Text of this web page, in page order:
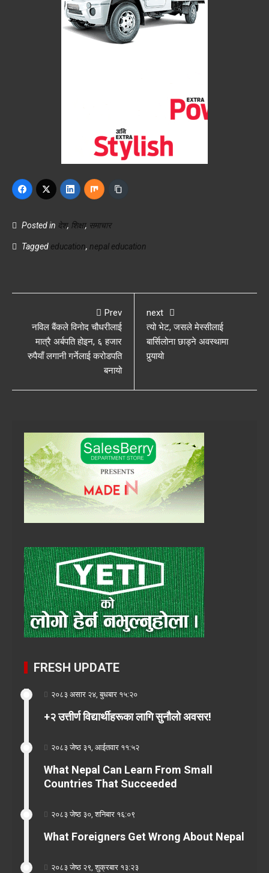
Posted in देश, शिक्षा, समाचार
Tagged education, nepal education
Prev
नविल बैंकले विनोद चौधरीलाई
मात्रै अर्बपति होइन, ६ हजार
रुपैयाँ लगानी गर्नेलाई करोडपति
बनायो
next
त्यो भेट, जसले मेस्सीलाई
बार्सिलोना छाड्ने अवस्थामा
पुर्‍यायो
FRESH UPDATE
२०८३ असार २४, बुधबार १५:२०
+२ उत्तीर्ण विद्यार्थीहरूका लागि सुनौलो अवसर!
२०८३ जेष्ठ ३१, आईतवार ११:५२
What Nepal Can Learn From Small
Countries That Succeeded
२०८३ जेष्ठ ३०, शनिबार १६:०९
What Foreigners Get Wrong About Nepal
२०८३ जेष्ठ २९, शुक्रबार १३:२३